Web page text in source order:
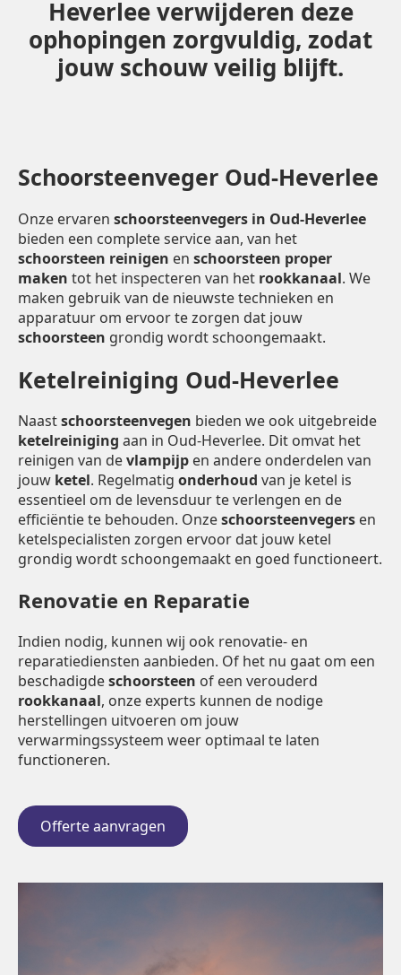
Heverlee verwijderen deze
ophopingen zorgvuldig, zodat
jouw schouw veilig blijft.
Schoorsteenveger Oud-Heverlee
Onze ervaren schoorsteenvegers in Oud-Heverlee
bieden een complete service aan, van het
schoorsteen reinigen en schoorsteen proper
maken tot het inspecteren van het rookkanaal. We
maken gebruik van de nieuwste technieken en
apparatuur om ervoor te zorgen dat jouw
schoorsteen grondig wordt schoongemaakt.
Ketelreiniging Oud-Heverlee
Naastschoorsteenvegen bieden we ook uitgebreide
ketelreiniging aan in Oud-Heverlee. Dit omvat het
reinigen van devlampijp en andere onderdelen van
jouw ketel. Regelmatig onderhoud van je ketel is
essentieel om de levensduur te verlengen en de
efficiëntie te behouden. Onzeschoorsteenvegers en
ketelspecialisten zorgen ervoor dat jouw ketel
grondig wordt schoongemaakt en goed functioneert.
Renovatie en Reparatie
Indien nodig, kunnen wij ook renovatie- en
reparatiediensten aanbieden. Of het nu gaat om een
beschadigdeschoorsteen of een verouderd
rookkanaal, onze experts kunnen de nodige
herstellingen uitvoeren om jouw
verwarmingssysteem weer optimaal te laten
functioneren.
Offerte aanvragen